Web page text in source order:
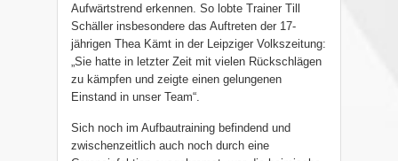
Aufwärtstrend erkennen. So lobte Trainer Till
Schäller insbesondere das Auftreten der 17-
jährigen Thea Kämt in der Leipziger Volkszeitung:
„Sie hatte in letzter Zeit mit vielen Rückschlägen
zu kämpfen und zeigte einen gelungenen
Einstand in unser Team“.
Sich noch im Aufbautraining befindend und
zwischenzeitlich auch noch durch eine